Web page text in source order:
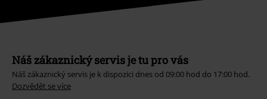
Náš zákaznický servis je tu pro vás
Náš zákaznický servis je k dispozici dnes od 09:00 hod do 17:00 hod.
Dozvědět se více